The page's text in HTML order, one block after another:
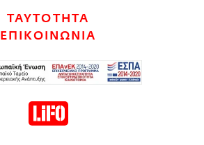
ΤΑΥΤΟΤΗΤΑ
ΕΠΙΚΟΙΝΩΝΙΑ